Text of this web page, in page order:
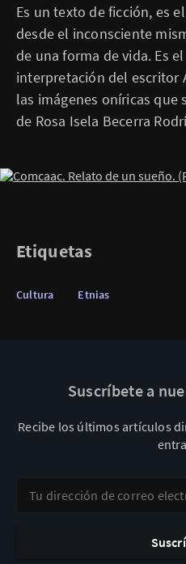
Es un texto de ficción, es
desde el inconsciente
de una forma de vida. Es
interpretación del escritor
las imágenes oníricas que
de Rosa Isela Becerra
Etiquetas
Cultura Etnias
Suscríbete a
Recibe los últimos artículos